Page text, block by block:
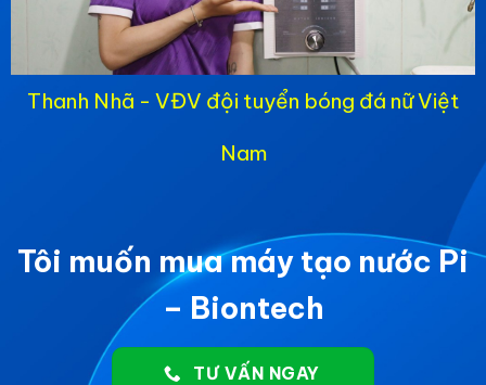
Thanh Nhã - VĐV đội tuyển bóng đá nữ Việt
Nam
Tôi muốn mua máy tạo nước Pi
– Biontech
TƯ VẤN NGAY